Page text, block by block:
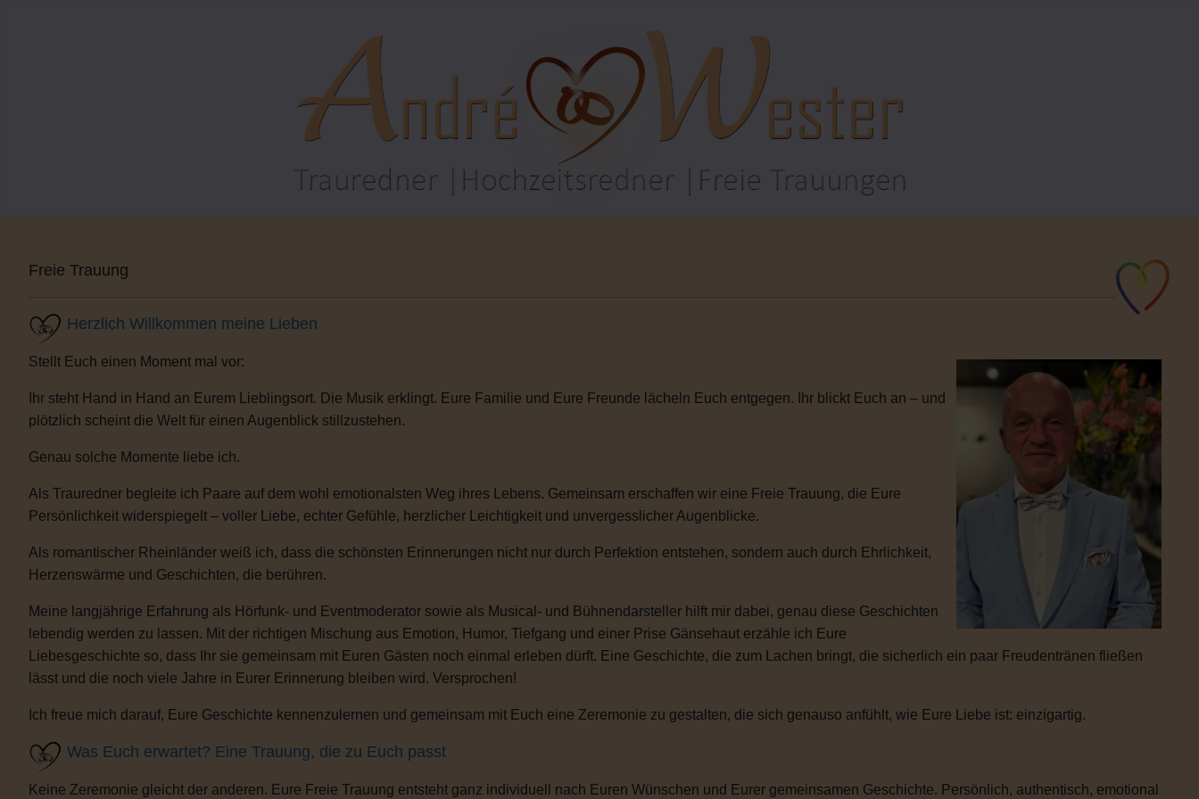
Freie Trauung
Herzlich Willkommen meine Lieben
Stellt Euch einen Moment mal vor:
Ihr steht Hand in Hand an Eurem Lieblingsort. Die Musik erklingt. Eure Familie und Eure Freunde lächeln Euch entgegen. Ihr blickt Euch an – und
plötzlich scheint die Welt für einen Augenblick stillzustehen.
Genau solche Momente liebe ich.
Als Trauredner begleite ich Paare auf dem wohl emotionalsten Weg ihres Lebens. Gemeinsam erschaffen wir eine Freie Trauung, die Eure
Persönlichkeit widerspiegelt – voller Liebe, echter Gefühle, herzlicher Leichtigkeit und unvergesslicher Augenblicke.
Als romantischer Rheinländer weiß ich, dass die schönsten Erinnerungen nicht nur durch Perfektion entstehen, sondern auch durch Ehrlichkeit,
Herzenswärme und Geschichten, die berühren.
Meine langjährige Erfahrung als Hörfunk- und Eventmoderator sowie als Musical- und Bühnendarsteller hilft mir dabei, genau diese Geschichten
lebendig werden zu lassen. Mit der richtigen Mischung aus Emotion, Humor, Tiefgang und einer Prise Gänsehaut erzähle ich Eure
Liebesgeschichte so, dass Ihr sie gemeinsam mit Euren Gästen noch einmal erleben dürft. Eine Geschichte, die zum Lachen bringt, die sicherlich ein paar Freudentränen fließen
lässt und die noch viele Jahre in Eurer Erinnerung bleiben wird. Versprochen!
Ich freue mich darauf, Eure Geschichte kennenzulernen und gemeinsam mit Euch eine Zeremonie zu gestalten, die sich genauso anfühlt, wie Eure Liebe ist: einzigartig.
Was Euch erwartet? Eine Trauung, die zu Euch passt
Keine Zeremonie gleicht der anderen. Eure Freie Trauung entsteht ganz individuell nach Euren Wünschen und Eurer gemeinsamen Geschichte. Persönlich, authentisch, emotional